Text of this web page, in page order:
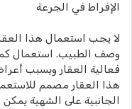
الإفراط في الجرعة
لا يجب استعمال هذا
وصف الطبيب. استعمال
فعالية العقار ويسبب
هذا العقار مصمم
الجانبية على الشهية